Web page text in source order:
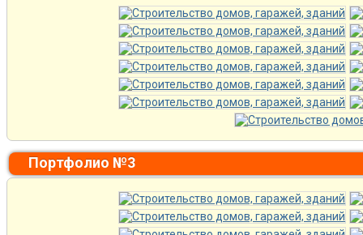
Портфолио №3